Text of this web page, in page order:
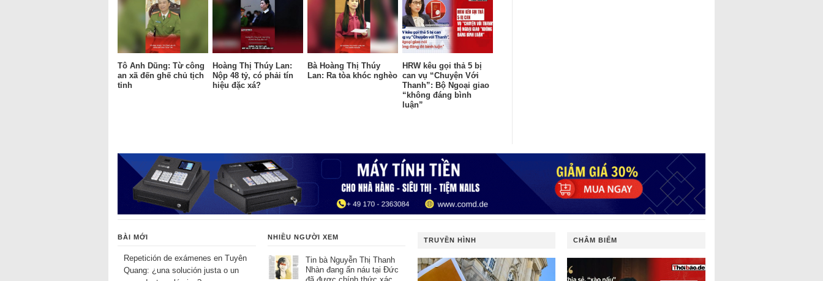
Tô Anh Dũng: Từ công
an xã đến ghế chủ tịch
tỉnh
Hoàng Thị Thúy Lan:
Nộp 48 tỷ, có phải tín
hiệu đặc xá?
Bà Hoàng Thị Thúy
Lan: Ra tòa khóc nghèo
HRW kêu gọi thả 5 bị
can vụ “Chuyện Với
Thanh”: Bộ Ngoại giao
“không đáng bình
luận”
BÀI MỚI
Repetición de exámenes en Tuyên
Quang: ¿una solución justa o un
NHIỀU NGƯỜI XEM
Tin bà Nguyễn Thị Thanh
Nhàn đang ẩn náu tại Đức
TRUYỀN HÌNH CHÂM BIẾM